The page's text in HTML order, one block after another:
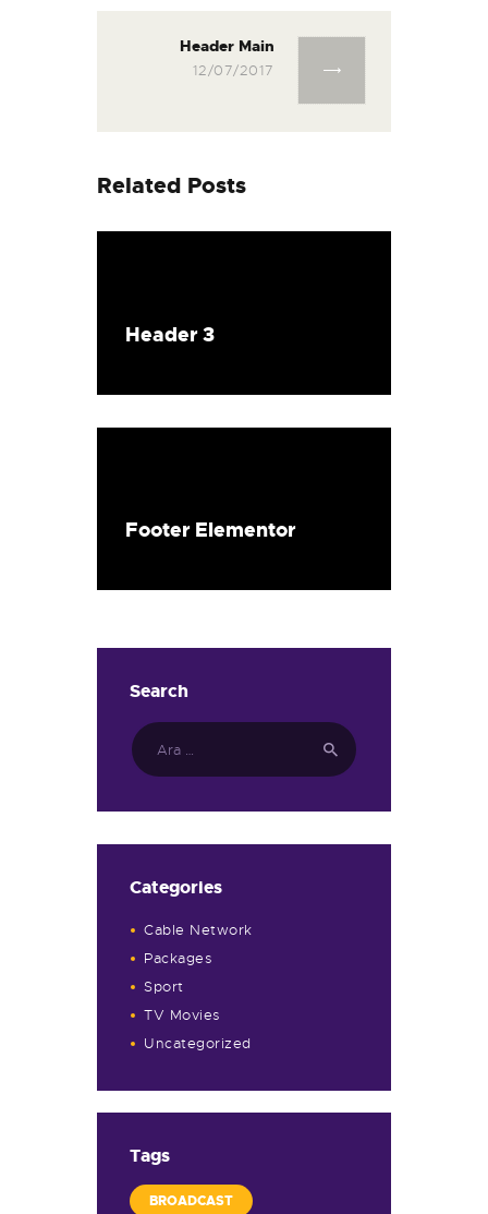
Header Main
12/07/2017
Related Posts
Header 3
Footer Elementor
Search
Arama:
Categories
Cable Network
Packages
Sport
TV Movies
Uncategorized
Tags
BROADCAST